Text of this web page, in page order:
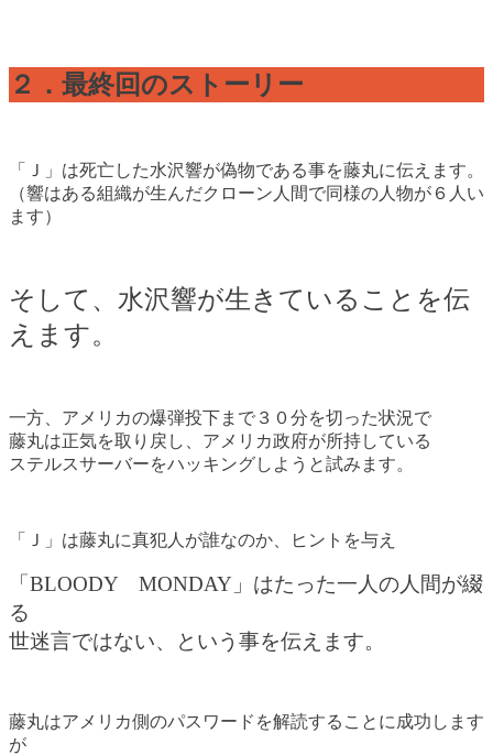
２．最終回のストーリー
「Ｊ」は死亡した水沢響が偽物である事を藤丸に伝えます。
（響はある組織が生んだクローン人間で同様の人物が６人い
ます）
そして、水沢響が生きていることを伝
えます。
一方、アメリカの爆弾投下まで３０分を切った状況で
藤丸は正気を取り戻し、アメリカ政府が所持している
ステルスサーバーをハッキングしようと試みます。
「Ｊ」は藤丸に真犯人が誰なのか、ヒントを与え
「BLOODY MONDAY」はたった一人の人間が綴
る
世迷言ではない、という事を伝えます。
藤丸はアメリカ側のパスワードを解読することに成功します
が